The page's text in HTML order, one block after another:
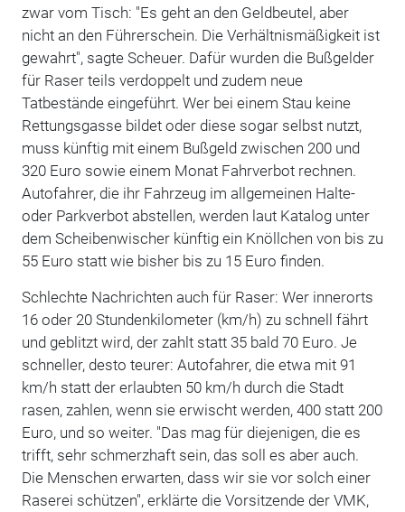
zwar vom Tisch: "Es geht an den Geldbeutel, aber
nicht an den Führerschein. Die Verhältnismäßigkeit ist
gewahrt", sagte Scheuer. Dafür wurden die Bußgelder
für Raser teils verdoppelt und zudem neue
Tatbestände eingeführt. Wer bei einem Stau keine
Rettungsgasse bildet oder diese sogar selbst nutzt,
muss künftig mit einem Bußgeld zwischen 200 und
320 Euro sowie einem Monat Fahrverbot rechnen.
Autofahrer, die ihr Fahrzeug im allgemeinen Halte-
oder Parkverbot abstellen, werden laut Katalog unter
dem Scheibenwischer künftig ein Knöllchen von bis zu
55 Euro statt wie bisher bis zu 15 Euro finden.
Schlechte Nachrichten auch für Raser: Wer innerorts
16 oder 20 Stundenkilometer (km/h) zu schnell fährt
und geblitzt wird, der zahlt statt 35 bald 70 Euro. Je
schneller, desto teurer: Autofahrer, die etwa mit 91
km/h statt der erlaubten 50 km/h durch die Stadt
rasen, zahlen, wenn sie erwischt werden, 400 statt 200
Euro, und so weiter. "Das mag für diejenigen, die es
trifft, sehr schmerzhaft sein, das soll es aber auch.
Die Menschen erwarten, dass wir sie vor solch einer
Raserei schützen", erklärte die Vorsitzende der VMK,